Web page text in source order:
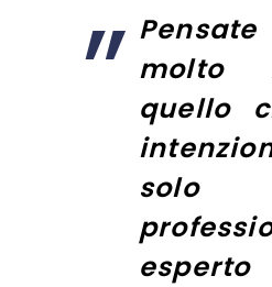
molto
quello